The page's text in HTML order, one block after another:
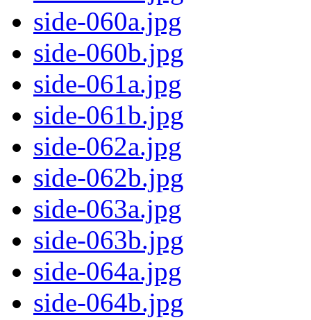
side-060a.jpg
side-060b.jpg
side-061a.jpg
side-061b.jpg
side-062a.jpg
side-062b.jpg
side-063a.jpg
side-063b.jpg
side-064a.jpg
side-064b.jpg